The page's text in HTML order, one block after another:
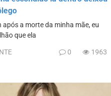
após a morte da minha mãe, eu
que ela
0 1963